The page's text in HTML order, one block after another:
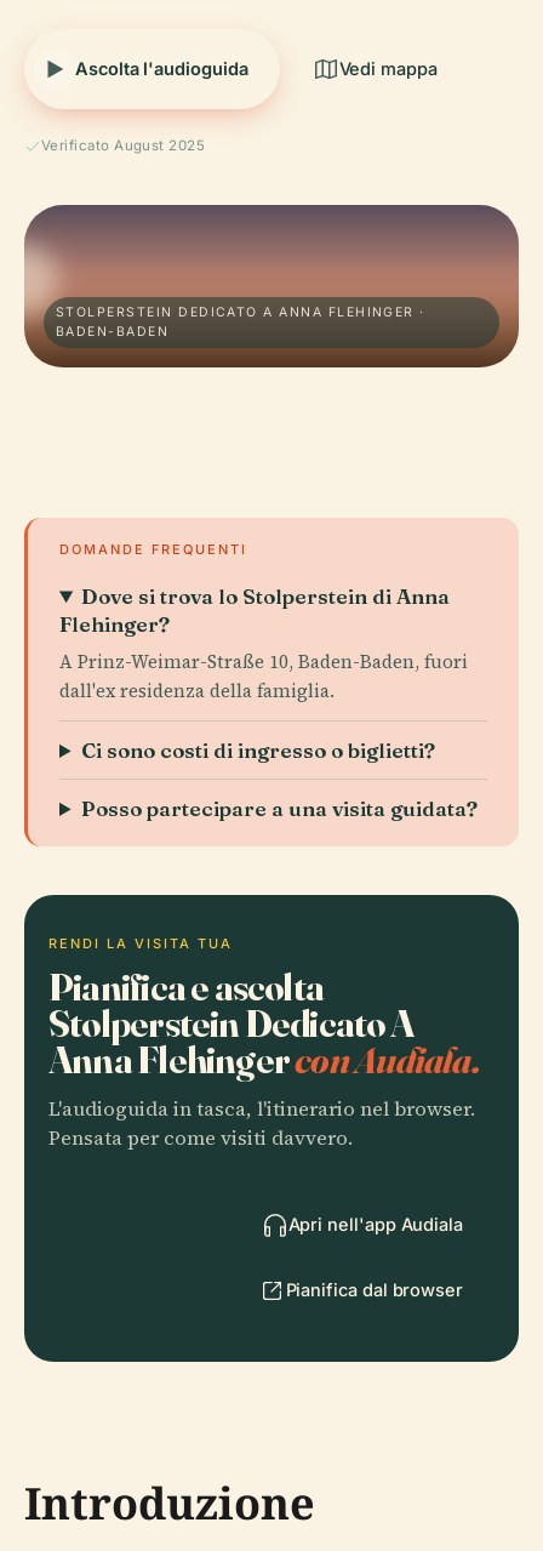
Ascolta l'audioguida Vedi mappa
Verificato August 2025
STOLPERSTEIN DEDICATO A ANNA FLEHINGER ·
BADEN-BADEN
DOMANDE FREQUENTI
Dove si trova lo Stolperstein di Anna
Flehinger?
A Prinz-Weimar-Straße 10, Baden-Baden, fuori
dall'ex residenza della famiglia.
Ci sono costi di ingresso o biglietti?
Posso partecipare a una visita guidata?
RENDI LA VISITA TUA
Pianifica e ascolta
Stolperstein Dedicato A
Anna Flehingercon Audiala.
L'audioguida in tasca, l'itinerario nel browser.
Pensata per come visiti davvero.
Apri nell'app Audiala
Pianifica dal browser
Introduzione